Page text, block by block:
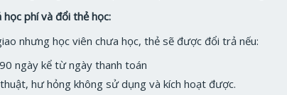
học phí và đổi thẻ học:
nhưng học viên chưa học, thẻ sẽ được đổi trả nếu:
ngày kể từ ngày thanh toán
hư hỏng không sử dụng và kích hoạt được.